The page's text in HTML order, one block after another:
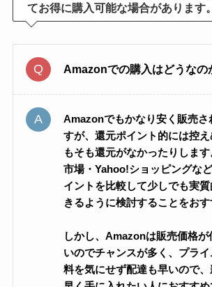
てお得に購入可能な場合があります。
Amazonでの購入はどうなの
Amazonでもかなり安く販売さ
すが、還元ポイント的には控
もそも還元がなかったりしま
市場・Yahoo!ショッピングな
イントを比較して少しでも実
きるように検討することをお
しかし、Amazonは販売価格が
いのでチャンスが多く、プラ
料を気にせず配達も早いので